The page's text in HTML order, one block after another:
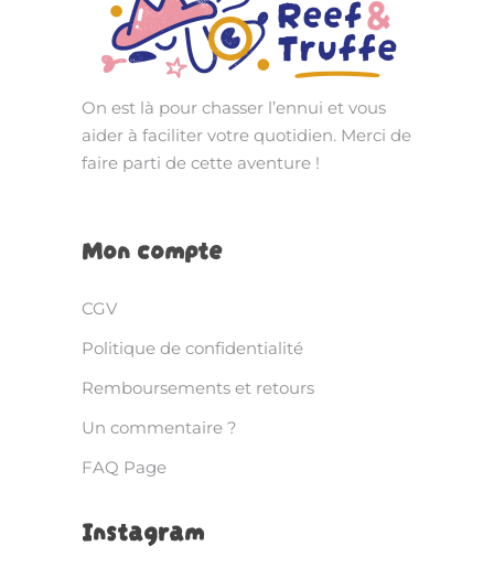
On est là pour chasser l’ennui et vous
aider à faciliter votre quotidien. Merci de
faire parti de cette aventure !
Mon compte
CGV
Politique de confidentialité
Remboursements et retours
Un commentaire ?
FAQ Page
Instagram